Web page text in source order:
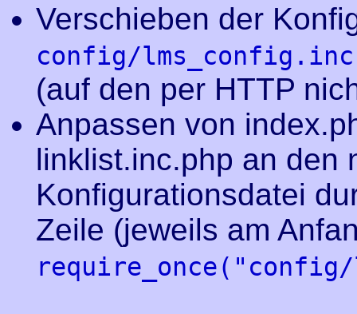
Verschieben der
config/
(auf den per HTTP
Anpassen von
linklist.inc.php an den
Konfigurationsdatei
Zeile (jeweils am